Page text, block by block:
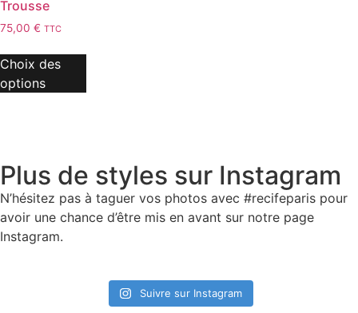
Trousse
75,00 € TTC
Choix des
options
Plus de styles sur Instagram
N’hésitez pas à taguer vos photos avec #recifeparis pour
avoir une chance d’être mis en avant sur notre page
Instagram.
Suivre sur Instagram